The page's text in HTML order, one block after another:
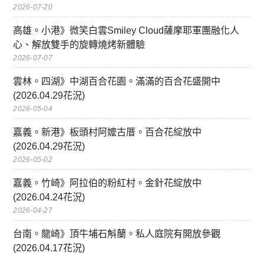
2026-07-20
高雄。小港》微笑白雲Smiley Cloud薩摩耶軍團融化人
心、解放雙手的旋轉燒烤新體驗
2026-07-07
雲林。四湖》中湖百合花園。滿滿的百合花盛開中
(2026.04.29花況)
2026-05-04
嘉義。新港》板頭村阿嬤古厝。百合花綻放中
(2026.04.29花況)
2026-05-02
嘉義。竹崎》阿拉伯的粉紅村。金針花綻放中
(2026.04.24花況)
2026-04-27
台南。龍崎》頂牛埔石斛蘭。私人庭院有開放參觀
(2026.04.17花況)